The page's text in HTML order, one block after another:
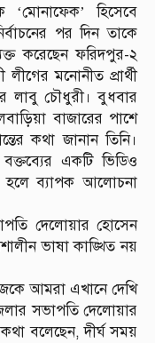
হিসেবে
পর দিন তাকে
করেছেন ফরিদপুর-২
মনোনীত প্রার্থী
লাবু চৌধুরী। বুধবার
বাজারের পাশে
কথা জানান তিনি।
একটি ভিডিও
হলে ব্যাপক আলোচনা
দেলোয়ার হোসেন
ভাষা কাঙ্খিত নয়
আমরা এখানে দেখি
সভাপতি দেলোয়ার
বলেছেন, দীর্ঘ সময়